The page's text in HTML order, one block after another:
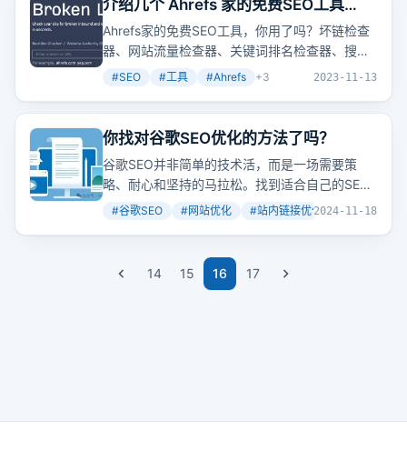
介绍几个 Ahrefs 家的免费SEO工具
Free SEO Tools（下）
Ahrefs家的免费SEO工具，你用了吗？坏链检查
器、网站流量检查器、关键词排名检查器、搜索
引擎结果页检查器、Ahrefs SEO WordPress插
在SEO的路上事半功倍。
#SEO #工具 #Ahrefs +3 2023-11-13
你找对谷歌SEO优化的方法了吗？
谷歌SEO并非简单的技术活，而是一场需要策
略、耐心和坚持的马拉松。找到适合自己的SEO
策略并持之以恒地执行，是成功的关键。
#谷歌SEO #网站优化 #站内链接优化 +3
2024-11-18
14 15 16 17